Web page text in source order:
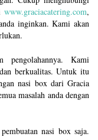
www.graciacatering.com,
inginkan. Kami akan
Kami
berkualitas. Untuk itu
nasi box dari Gracia
masalah anda dengan
nasi box saja.